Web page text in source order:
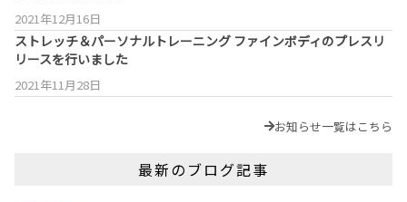
2021年12月16日
ストレッチ＆パーソナルトレーニング ファインボディのプレスリ
リースを行いました
2021年11月28日
お知らせ一覧はこちら
最新のブログ記事